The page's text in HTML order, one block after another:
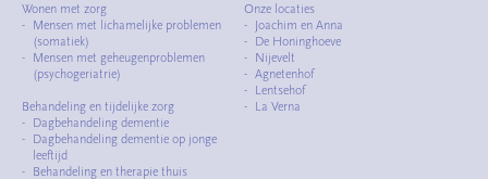
Wonen met zorg
Mensen met lichamelijke problemen
(somatiek)
Mensen met geheugenproblemen
(psychogeriatrie)
Behandeling en tijdelijke zorg
Dagbehandeling dementie
Dagbehandeling dementie op jonge
leeftijd
Behandeling en therapie thuis
Onze locaties
Joachim en Anna
De Honinghoeve
Nijevelt
Agnetenhof
Lentsehof
La Verna